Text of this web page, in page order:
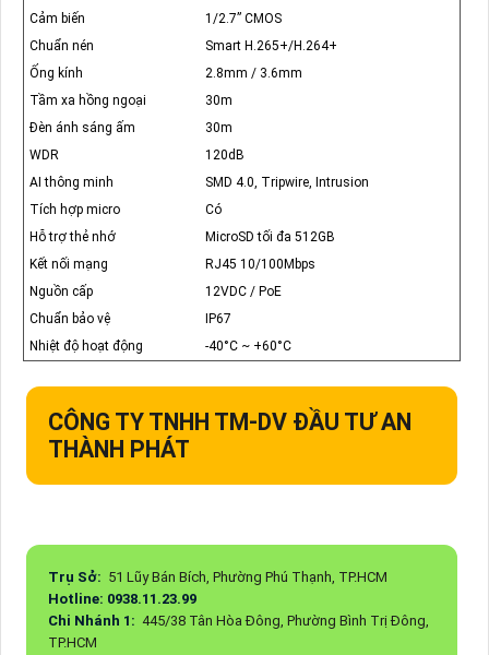
Cảm biến
1/2.7” CMOS
Chuẩn nén
Smart H.265+/H.264+
Ống kính
2.8mm / 3.6mm
Tầm xa hồng ngoại
30m
Đèn ánh sáng ấm
30m
WDR
120dB
AI thông minh
SMD 4.0, Tripwire, Intrusion
Tích hợp micro
Có
Hỗ trợ thẻ nhớ
MicroSD tối đa 512GB
Kết nối mạng
RJ45 10/100Mbps
Nguồn cấp
12VDC / PoE
Chuẩn bảo vệ
IP67
Nhiệt độ hoạt động
-40°C ~ +60°C
CÔNG TY TNHH TM-DV ĐẦU TƯ AN
THÀNH PHÁT
Trụ Sở: 51 Lũy Bán Bích, Phường Phú Thạnh, TP.HCM
Hotline: 0938.11.23.99
Chi Nhánh 1: 445/38 Tân Hòa Đông, Phường Bình Trị Đông,
TP.HCM